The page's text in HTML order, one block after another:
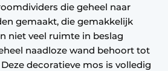
die geheel naar
gemaakt, die gemakkelijk
niet veel ruimte in beslag
naadloze wand behoort tot
decoratieve mos is volledig